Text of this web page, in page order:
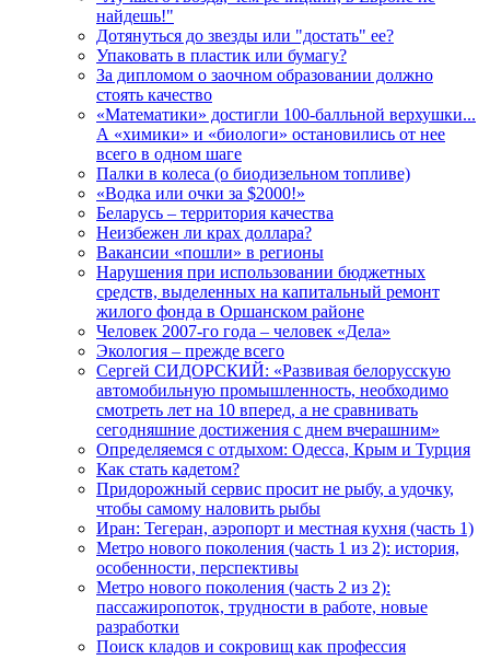
найдешь!"
Дотянуться до звезды или "достать" ее?
Упаковать в пластик или бумагу?
За дипломом о заочном образовании должно
стоять качество
«Математики» достигли 100-балльной верхушки...
А «химики» и «биологи» остановились от нее
всего в одном шаге
Палки в колеса (о биодизельном топливе)
«Водка или очки за $2000!»
Беларусь – территория качества
Неизбежен ли крах доллара?
Вакансии «пошли» в регионы
Нарушения при использовании бюджетных
средств, выделенных на капитальный ремонт
жилого фонда в Оршанском районе
Человек 2007-го года – человек «Дела»
Экология – прежде всего
Сергей СИДОРСКИЙ: «Развивая белорусскую
автомобильную промышленность, необходимо
смотреть лет на 10 вперед, а не сравнивать
сегодняшние достижения с днем вчерашним»
Определяемся с отдыхом: Одесса, Крым и Турция
Как стать кадетом?
Придорожный сервис просит не рыбу, а удочку,
чтобы самому наловить рыбы
Иран: Тегеран, аэропорт и местная кухня (часть 1)
Метро нового поколения (часть 1 из 2): история,
особенности, перспективы
Метро нового поколения (часть 2 из 2):
пассажиропоток, трудности в работе, новые
разработки
Поиск кладов и сокровищ как профессия